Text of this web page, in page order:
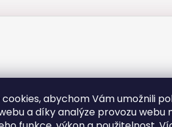
abychom Vám umožnili
a díky analýze provozu webu
a
r
v
k
y
v